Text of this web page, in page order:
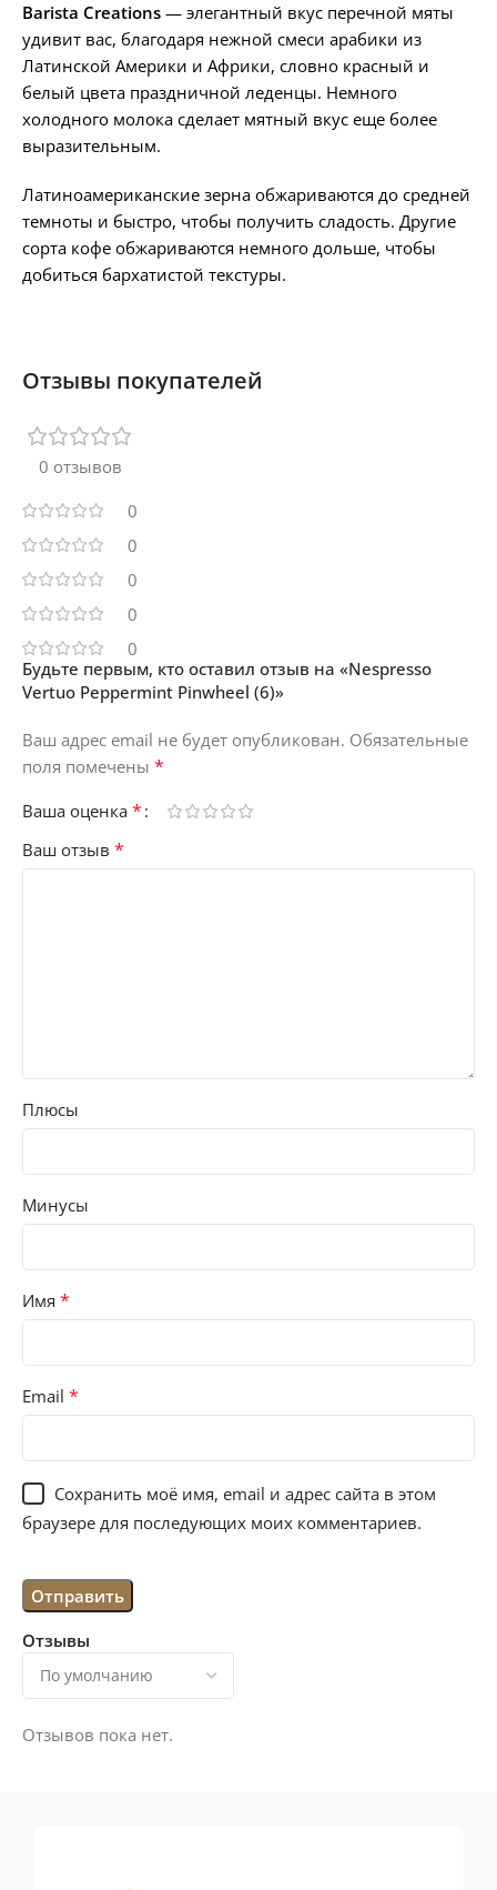
Barista Creations — элегантный вкус перечной мяты
удивит вас, благодаря нежной смеси арабики из
Латинской Америки и Африки, словно красный и
белый цвета праздничной леденцы. Немного
холодного молока сделает мятный вкус еще более
выразительным.
Латиноамериканские зерна обжариваются до средней
темноты и быстро, чтобы получить сладость. Другие
сорта кофе обжариваются немного дольше, чтобы
добиться бархатистой текстуры.
Отзывы покупателей
0 отзывов
0
0
0
0
0
Отзывы
Отзывов пока нет.
Будьте первым, кто оставил отзыв на «Nespresso
Vertuo Peppermint Pinwheel (6)»
Ваш адрес email не будет опубликован. Обязательные
поля помечены *
Ваша оценка *
Ваш отзыв *
Плюсы
Минусы
Имя *
Email *
Сохранить моё имя, email и адрес сайта в этом
браузере для последующих моих комментариев.